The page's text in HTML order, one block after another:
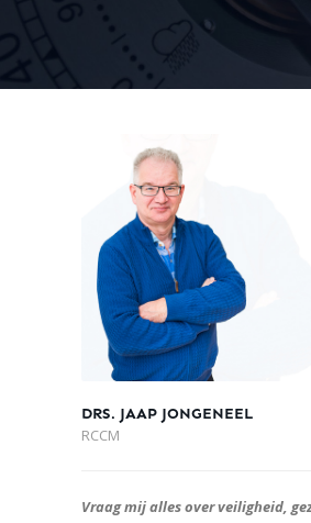
DRS. JAAP JONGENEEL
RCCM
Vraag mij alles over veiligheid,